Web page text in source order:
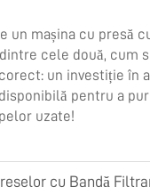
un mașina cu presă
cele două, cum
un investiție în
pentru a
uzate!
cu Bandă